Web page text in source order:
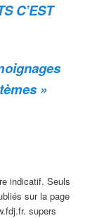
C’EST
»
indicatif. Seuls
sur la page
supers